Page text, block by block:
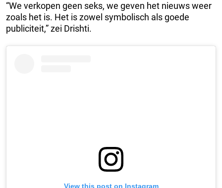
“We verkopen geen seks, we geven het nieuws weer
zoals het is. Het is zowel symbolisch als goede
publiciteit,” zei Drishti.
View this post on Instagram